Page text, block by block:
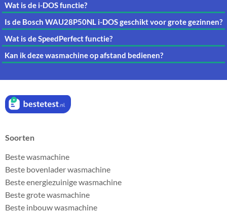
Wat is de i-DOS functie?
Is de Bosch WAU28P50NL i-DOS geschikt voor grote gezinnen?
Wat is de SpeedPerfect functie?
Kan ik deze wasmachine op afstand bedienen?
Soorten
Beste wasmachine
Beste bovenlader wasmachine
Beste energiezuinige wasmachine
Beste grote wasmachine
Beste inbouw wasmachine